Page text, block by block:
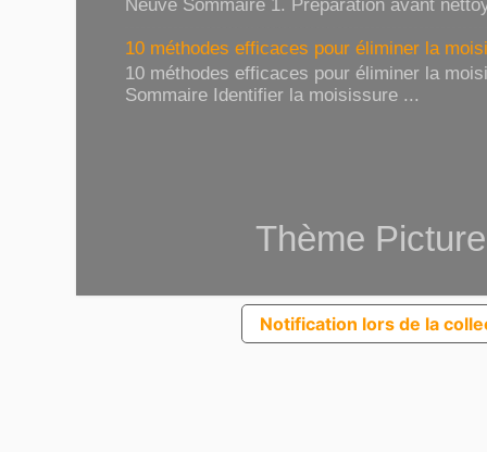
Neuve Sommaire 1. Préparation avant
10 méthodes efficaces pour éliminer la
10 méthodes efficaces pour éliminer la
Sommaire Identifier la moisissure ...
Thème
Notification lors de la